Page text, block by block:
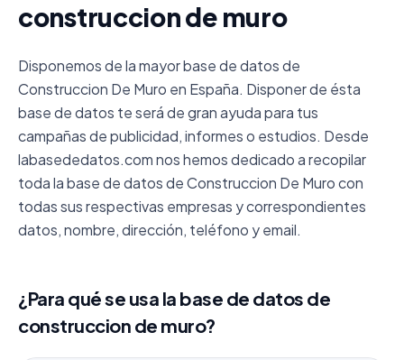
construccion de muro
Disponemos de la mayor base de datos de
Construccion De Muro en España. Disponer de ésta
base de datos te será de gran ayuda para tus
campañas de publicidad, informes o estudios. Desde
labasededatos.com nos hemos dedicado a recopilar
toda la base de datos de Construccion De Muro con
todas sus respectivas empresas y correspondientes
datos, nombre, dirección, teléfono y email.
¿Para qué se usa la base de datos de
construccion de muro?